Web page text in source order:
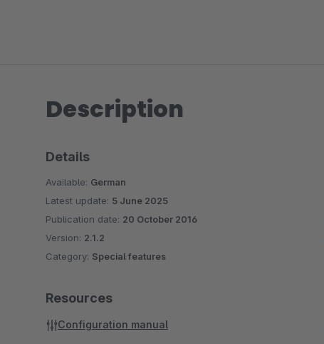
Description
Details
Available: German
Latest update: 5 June 2025
Publication date: 20 October 2016
Version: 2.1.2
Category: Special features
Resources
Configuration manual